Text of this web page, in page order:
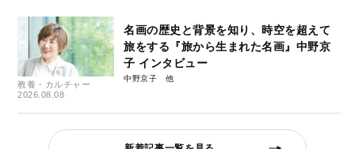
教養・カルチャー
2026.08.08
名画の歴史と背景を知り、時空を超えて
旅をする『旅から生まれた名画』中野京
子 インタビュー
中野京子